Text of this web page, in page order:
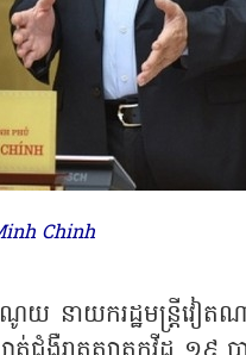
Chinh
ណូយ នាយករដ្ឋមន្ត្រីវ